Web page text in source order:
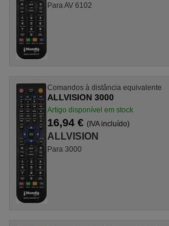
Para AV 6102
Comandos à distância equivalente
ALLVISION 3000
Artigo disponível em stock
16,94 € (IVA incluído)
ALLVISION
Para 3000